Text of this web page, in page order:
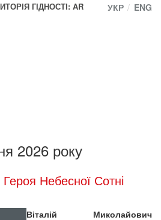
ГІДНОСТІ: AR
УКР ENG
2026 року
Небесної Сотні
Віталій Миколайович